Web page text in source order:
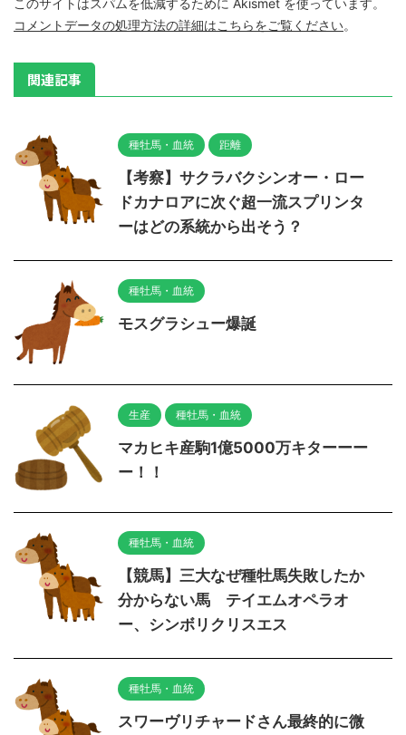
このサイトはスパムを低減するために Akismet を使っています。
コメントデータの処理方法の詳細はこちらをご覧ください。
関連記事
種牡馬・血統 距離
【考察】サクラバクシンオー・ロー
ドカナロアに次ぐ超一流スプリンタ
ーはどの系統から出そう？
種牡馬・血統
モスグラシュー爆誕
生産 種牡馬・血統
マカヒキ産駒1億5000万キターーー
ー！！
種牡馬・血統
【競馬】三大なぜ種牡馬失敗したか
分からない馬 テイエムオペラオ
ー、シンボリクリスエス
種牡馬・血統
スワーヴリチャードさん最終的に微